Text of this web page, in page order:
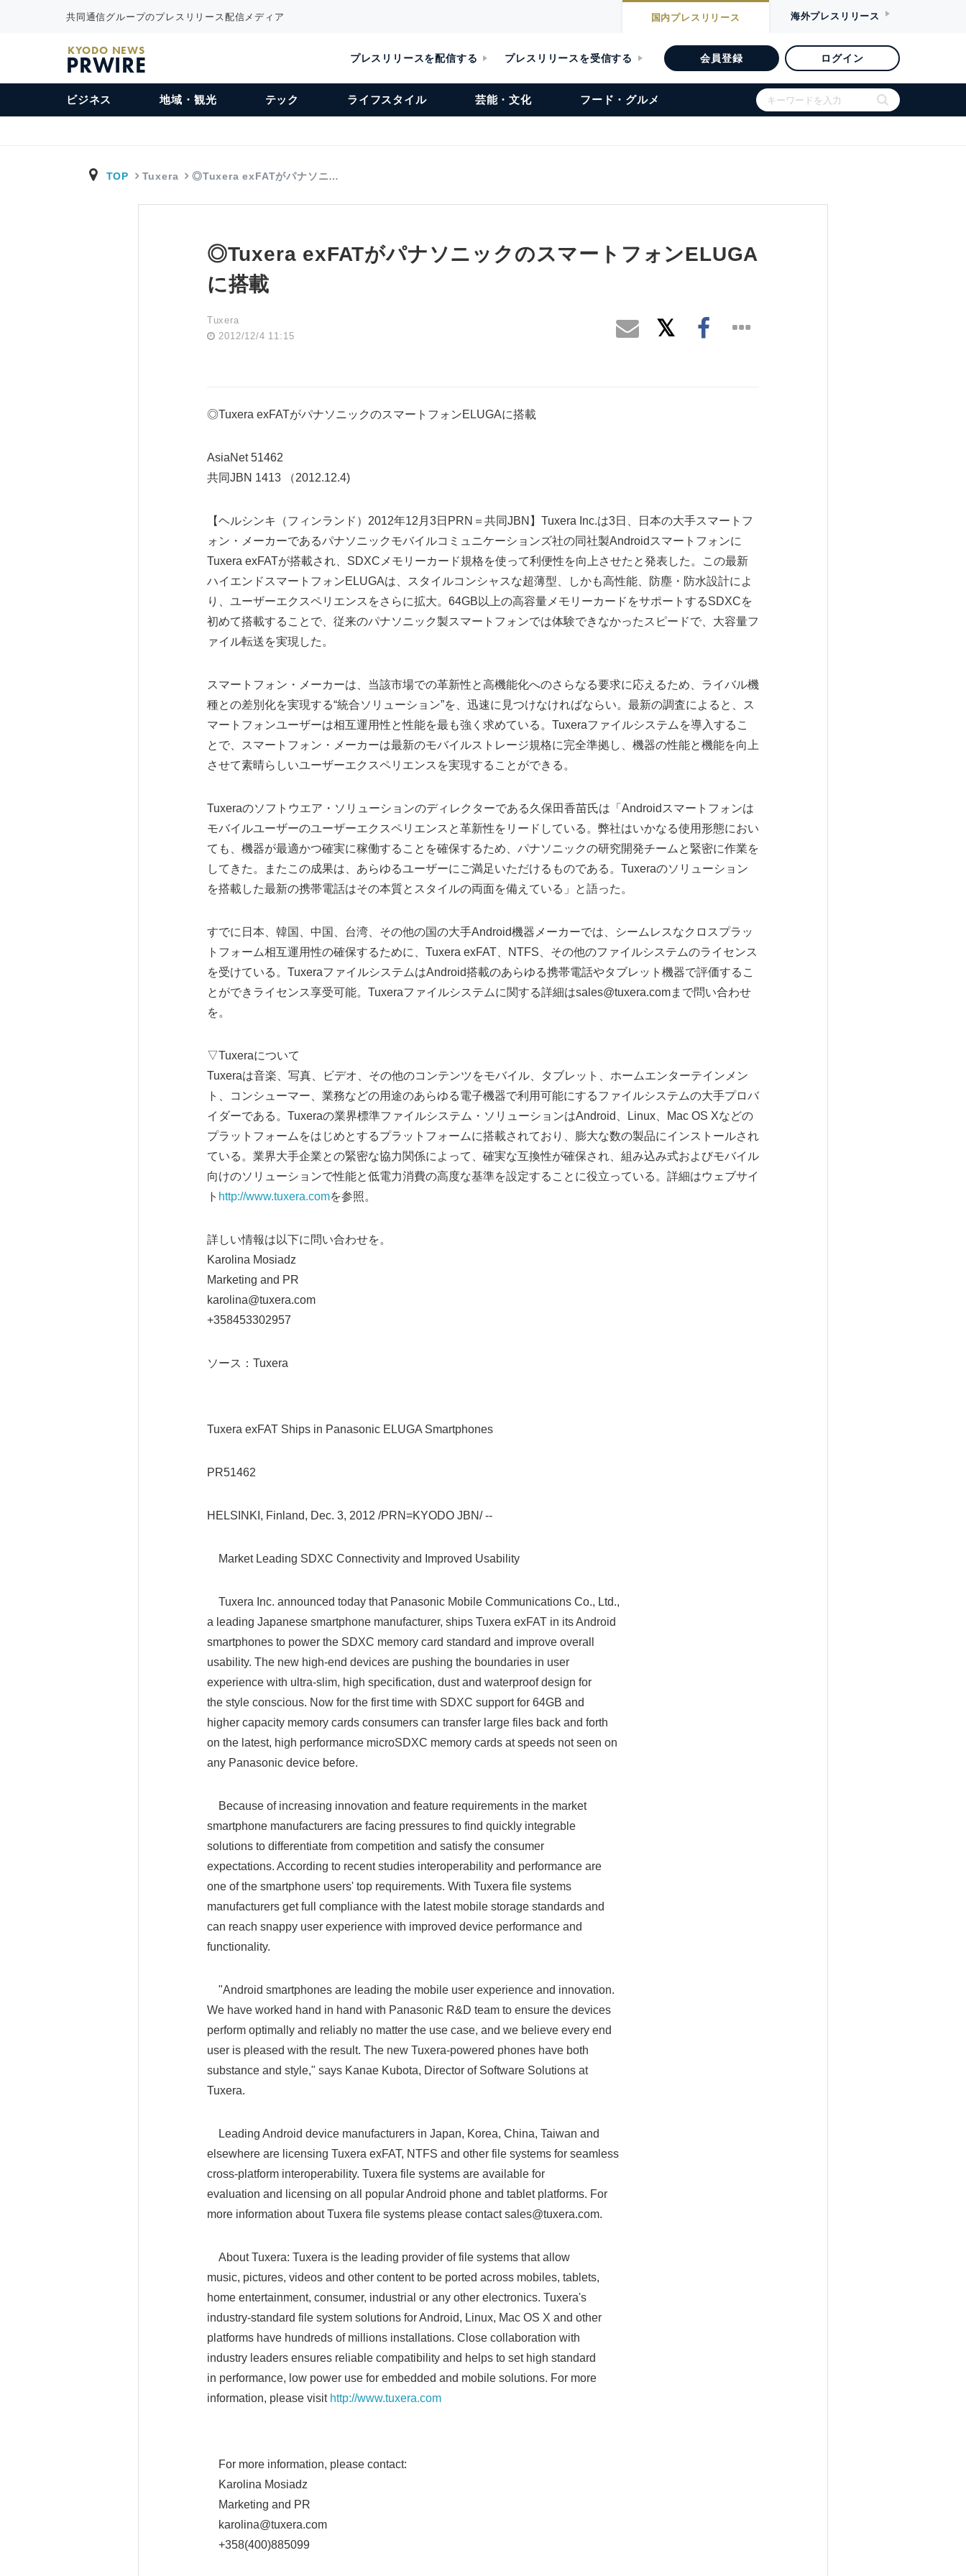
共同通信グループのプレスリリース配信メディア 国内プレスリリース 海外プレスリリース
KYODO NEWS
PRWIRE プレスリリースを配信する プレスリリースを受信する 会員登録 ログイン
ビジネス 地域・観光 テック ライフスタイル 芸能・文化 フード・グルメ
TOP Tuxera ◎Tuxera exFATがパナソニ…
◎Tuxera exFATがパナソニックのスマートフォンELUGA
に搭載
Tuxera
2012/12/4 11:15
◎Tuxera exFATがパナソニックのスマートフォンELUGAに搭載
AsiaNet 51462
共同JBN 1413 （2012.12.4)
【ヘルシンキ（フィンランド）2012年12月3日PRN＝共同JBN】Tuxera Inc.は3日、日本の大手スマートフ
ォン・メーカーであるパナソニックモバイルコミュニケーションズ社の同社製Androidスマートフォンに
Tuxera exFATが搭載され、SDXCメモリーカード規格を使って利便性を向上させたと発表した。この最新
ハイエンドスマートフォンELUGAは、スタイルコンシャスな超薄型、しかも高性能、防塵・防水設計によ
り、ユーザーエクスペリエンスをさらに拡大。64GB以上の高容量メモリーカードをサポートするSDXCを
初めて搭載することで、従来のパナソニック製スマートフォンでは体験できなかったスピードで、大容量フ
ァイル転送を実現した。
スマートフォン・メーカーは、当該市場での革新性と高機能化へのさらなる要求に応えるため、ライバル機
種との差別化を実現する“統合ソリューション”を、迅速に見つけなければならい。最新の調査によると、ス
マートフォンユーザーは相互運用性と性能を最も強く求めている。Tuxeraファイルシステムを導入するこ
とで、スマートフォン・メーカーは最新のモバイルストレージ規格に完全準拠し、機器の性能と機能を向上
させて素晴らしいユーザーエクスペリエンスを実現することができる。
Tuxeraのソフトウエア・ソリューションのディレクターである久保田香苗氏は「Androidスマートフォンは
モバイルユーザーのユーザーエクスペリエンスと革新性をリードしている。弊社はいかなる使用形態におい
ても、機器が最適かつ確実に稼働することを確保するため、パナソニックの研究開発チームと緊密に作業を
してきた。またこの成果は、あらゆるユーザーにご満足いただけるものである。Tuxeraのソリューション
を搭載した最新の携帯電話はその本質とスタイルの両面を備えている」と語った。
すでに日本、韓国、中国、台湾、その他の国の大手Android機器メーカーでは、シームレスなクロスプラッ
トフォーム相互運用性の確保するために、Tuxera exFAT、NTFS、その他のファイルシステムのライセンス
を受けている。TuxeraファイルシステムはAndroid搭載のあらゆる携帯電話やタブレット機器で評価するこ
とができライセンス享受可能。Tuxeraファイルシステムに関する詳細はsales@tuxera.comまで問い合わせ
を。
▽Tuxeraについて
Tuxeraは音楽、写真、ビデオ、その他のコンテンツをモバイル、タブレット、ホームエンターテインメン
ト、コンシューマー、業務などの用途のあらゆる電子機器で利用可能にするファイルシステムの大手プロバ
イダーである。Tuxeraの業界標準ファイルシステム・ソリューションはAndroid、Linux、Mac OS Xなどの
プラットフォームをはじめとするプラットフォームに搭載されており、膨大な数の製品にインストールされ
ている。業界大手企業との緊密な協力関係によって、確実な互換性が確保され、組み込み式およびモバイル
向けのソリューションで性能と低電力消費の高度な基準を設定することに役立っている。詳細はウェブサイ
ト http://www.tuxera.comを参照。
詳しい情報は以下に問い合わせを。
Karolina Mosiadz
Marketing and PR
karolina@tuxera.com
+358453302957
ソース：Tuxera
Tuxera exFAT Ships in Panasonic ELUGA Smartphones
PR51462
HELSINKI, Finland, Dec. 3, 2012 /PRN=KYODO JBN/ --
Market Leading SDXC Connectivity and Improved Usability
Tuxera Inc. announced today that Panasonic Mobile Communications Co., Ltd.,
a leading Japanese smartphone manufacturer, ships Tuxera exFAT in its Android
smartphones to power the SDXC memory card standard and improve overall
usability. The new high-end devices are pushing the boundaries in user
experience with ultra-slim, high specification, dust and waterproof design for
the style conscious. Now for the first time with SDXC support for 64GB and
higher capacity memory cards consumers can transfer large files back and forth
on the latest, high performance microSDXC memory cards at speeds not seen on
any Panasonic device before.
Because of increasing innovation and feature requirements in the market
smartphone manufacturers are facing pressures to find quickly integrable
solutions to differentiate from competition and satisfy the consumer
expectations. According to recent studies interoperability and performance are
one of the smartphone users' top requirements. With Tuxera file systems
manufacturers get full compliance with the latest mobile storage standards and
can reach snappy user experience with improved device performance and
functionality.
"Android smartphones are leading the mobile user experience and innovation.
We have worked hand in hand with Panasonic R&D team to ensure the devices
perform optimally and reliably no matter the use case, and we believe every end
user is pleased with the result. The new Tuxera-powered phones have both
substance and style," says Kanae Kubota, Director of Software Solutions at
Tuxera.
Leading Android device manufacturers in Japan, Korea, China, Taiwan and
elsewhere are licensing Tuxera exFAT, NTFS and other file systems for seamless
cross-platform interoperability. Tuxera file systems are available for
evaluation and licensing on all popular Android phone and tablet platforms. For
more information about Tuxera file systems please contact sales@tuxera.com.
About Tuxera: Tuxera is the leading provider of file systems that allow
music, pictures, videos and other content to be ported across mobiles, tablets,
home entertainment, consumer, industrial or any other electronics. Tuxera's
industry-standard file system solutions for Android, Linux, Mac OS X and other
platforms have hundreds of millions installations. Close collaboration with
industry leaders ensures reliable compatibility and helps to set high standard
in performance, low power use for embedded and mobile solutions. For more
information, please visit http://www.tuxera.com
For more information, please contact:
Karolina Mosiadz
Marketing and PR
karolina@tuxera.com
+358(400)885099
English